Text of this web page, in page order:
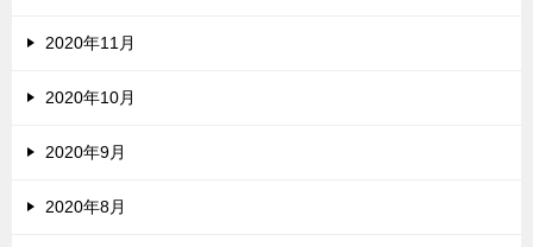
2020年11月
2020年10月
2020年9月
2020年8月